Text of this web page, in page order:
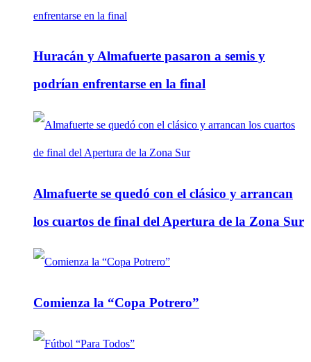
Huracán y Almafuerte pasaron a semis y
podrían enfrentarse en la final
Almafuerte se quedó con el clásico y arrancan
los cuartos de final del Apertura de la Zona Sur
Comienza la “Copa Potrero”